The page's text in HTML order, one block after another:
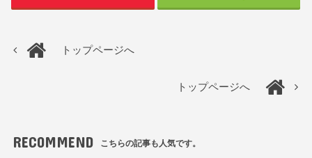
トップページへ
トップページへ
RECOMMEND こちらの記事も人気です。